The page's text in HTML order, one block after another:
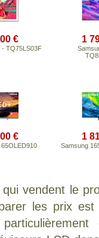
€
- TQ75LS03F
1
€ 1
Samsung
qui vendent le
les prix